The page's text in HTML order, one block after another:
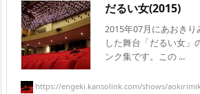
だるい女(2015)
2015年07月にあおき
した舞台「だるい女」
ンク集です。この ...
https://engeki.kansolink.com/shows/